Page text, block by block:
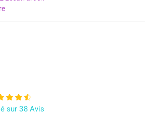
sur 38 Avis